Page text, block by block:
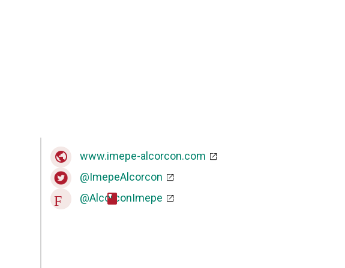
public
www.imepe-alcorcon.com
@ImepeAlcorcon
Facebook
@AlcorconImepe